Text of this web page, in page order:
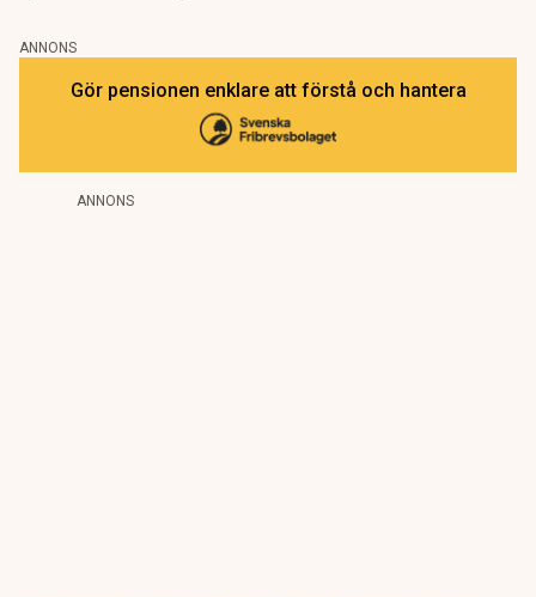
ANNONS
Gör pensionen enklare att förstå och hantera
ANNONS